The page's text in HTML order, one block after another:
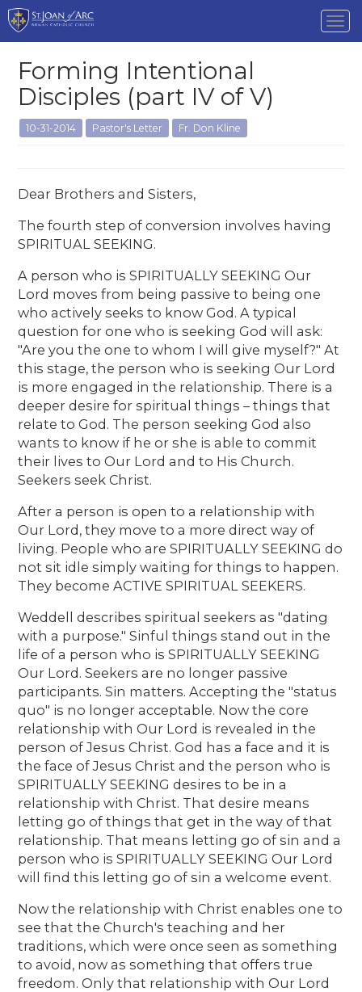
Forming Intentional
Disciples (part IV of V)
10-31-2014 Pastor's Letter Fr. Don Kline
Dear Brothers and Sisters,
The fourth step of conversion involves having
SPIRITUAL SEEKING.
A person who is SPIRITUALLY SEEKING Our
Lord moves from being passive to being one
who actively seeks to know God. A typical
question for one who is seeking God will ask:
"Are you the one to whom I will give myself?" At
this stage, the person who is seeking Our Lord
is more engaged in the relationship. There is a
deeper desire for spiritual things – things that
relate to God. The person seeking God also
wants to know if he or she is able to commit
their lives to Our Lord and to His Church.
Seekers seek Christ.
After a person is open to a relationship with
Our Lord, they move to a more direct way of
living. People who are SPIRITUALLY SEEKING do
not sit idle simply waiting for things to happen.
They become ACTIVE SPIRITUAL SEEKERS.
Weddell describes spiritual seekers as "dating
with a purpose." Sinful things stand out in the
life of a person who is SPIRITUALLY SEEKING
Our Lord. Seekers are no longer passive
participants. Sin matters. Accepting the "status
quo" is no longer acceptable. Now the core
relationship with Our Lord is revealed in the
person of Jesus Christ. God has a face and it is
the face of Jesus Christ and the person who is
SPIRITUALLY SEEKING desires to be in a
relationship with Christ. That desire means
letting go of things that get in the way of that
relationship. That means letting go of sin and a
person who is SPIRITUALLY SEEKING Our Lord
will find this letting go of sin a welcome event.
Now the relationship with Christ enables one to
see that the Church's teaching and her
traditions, which were once seen as something
to avoid, now as something that offers true
freedom. Only that relationship with Our Lord